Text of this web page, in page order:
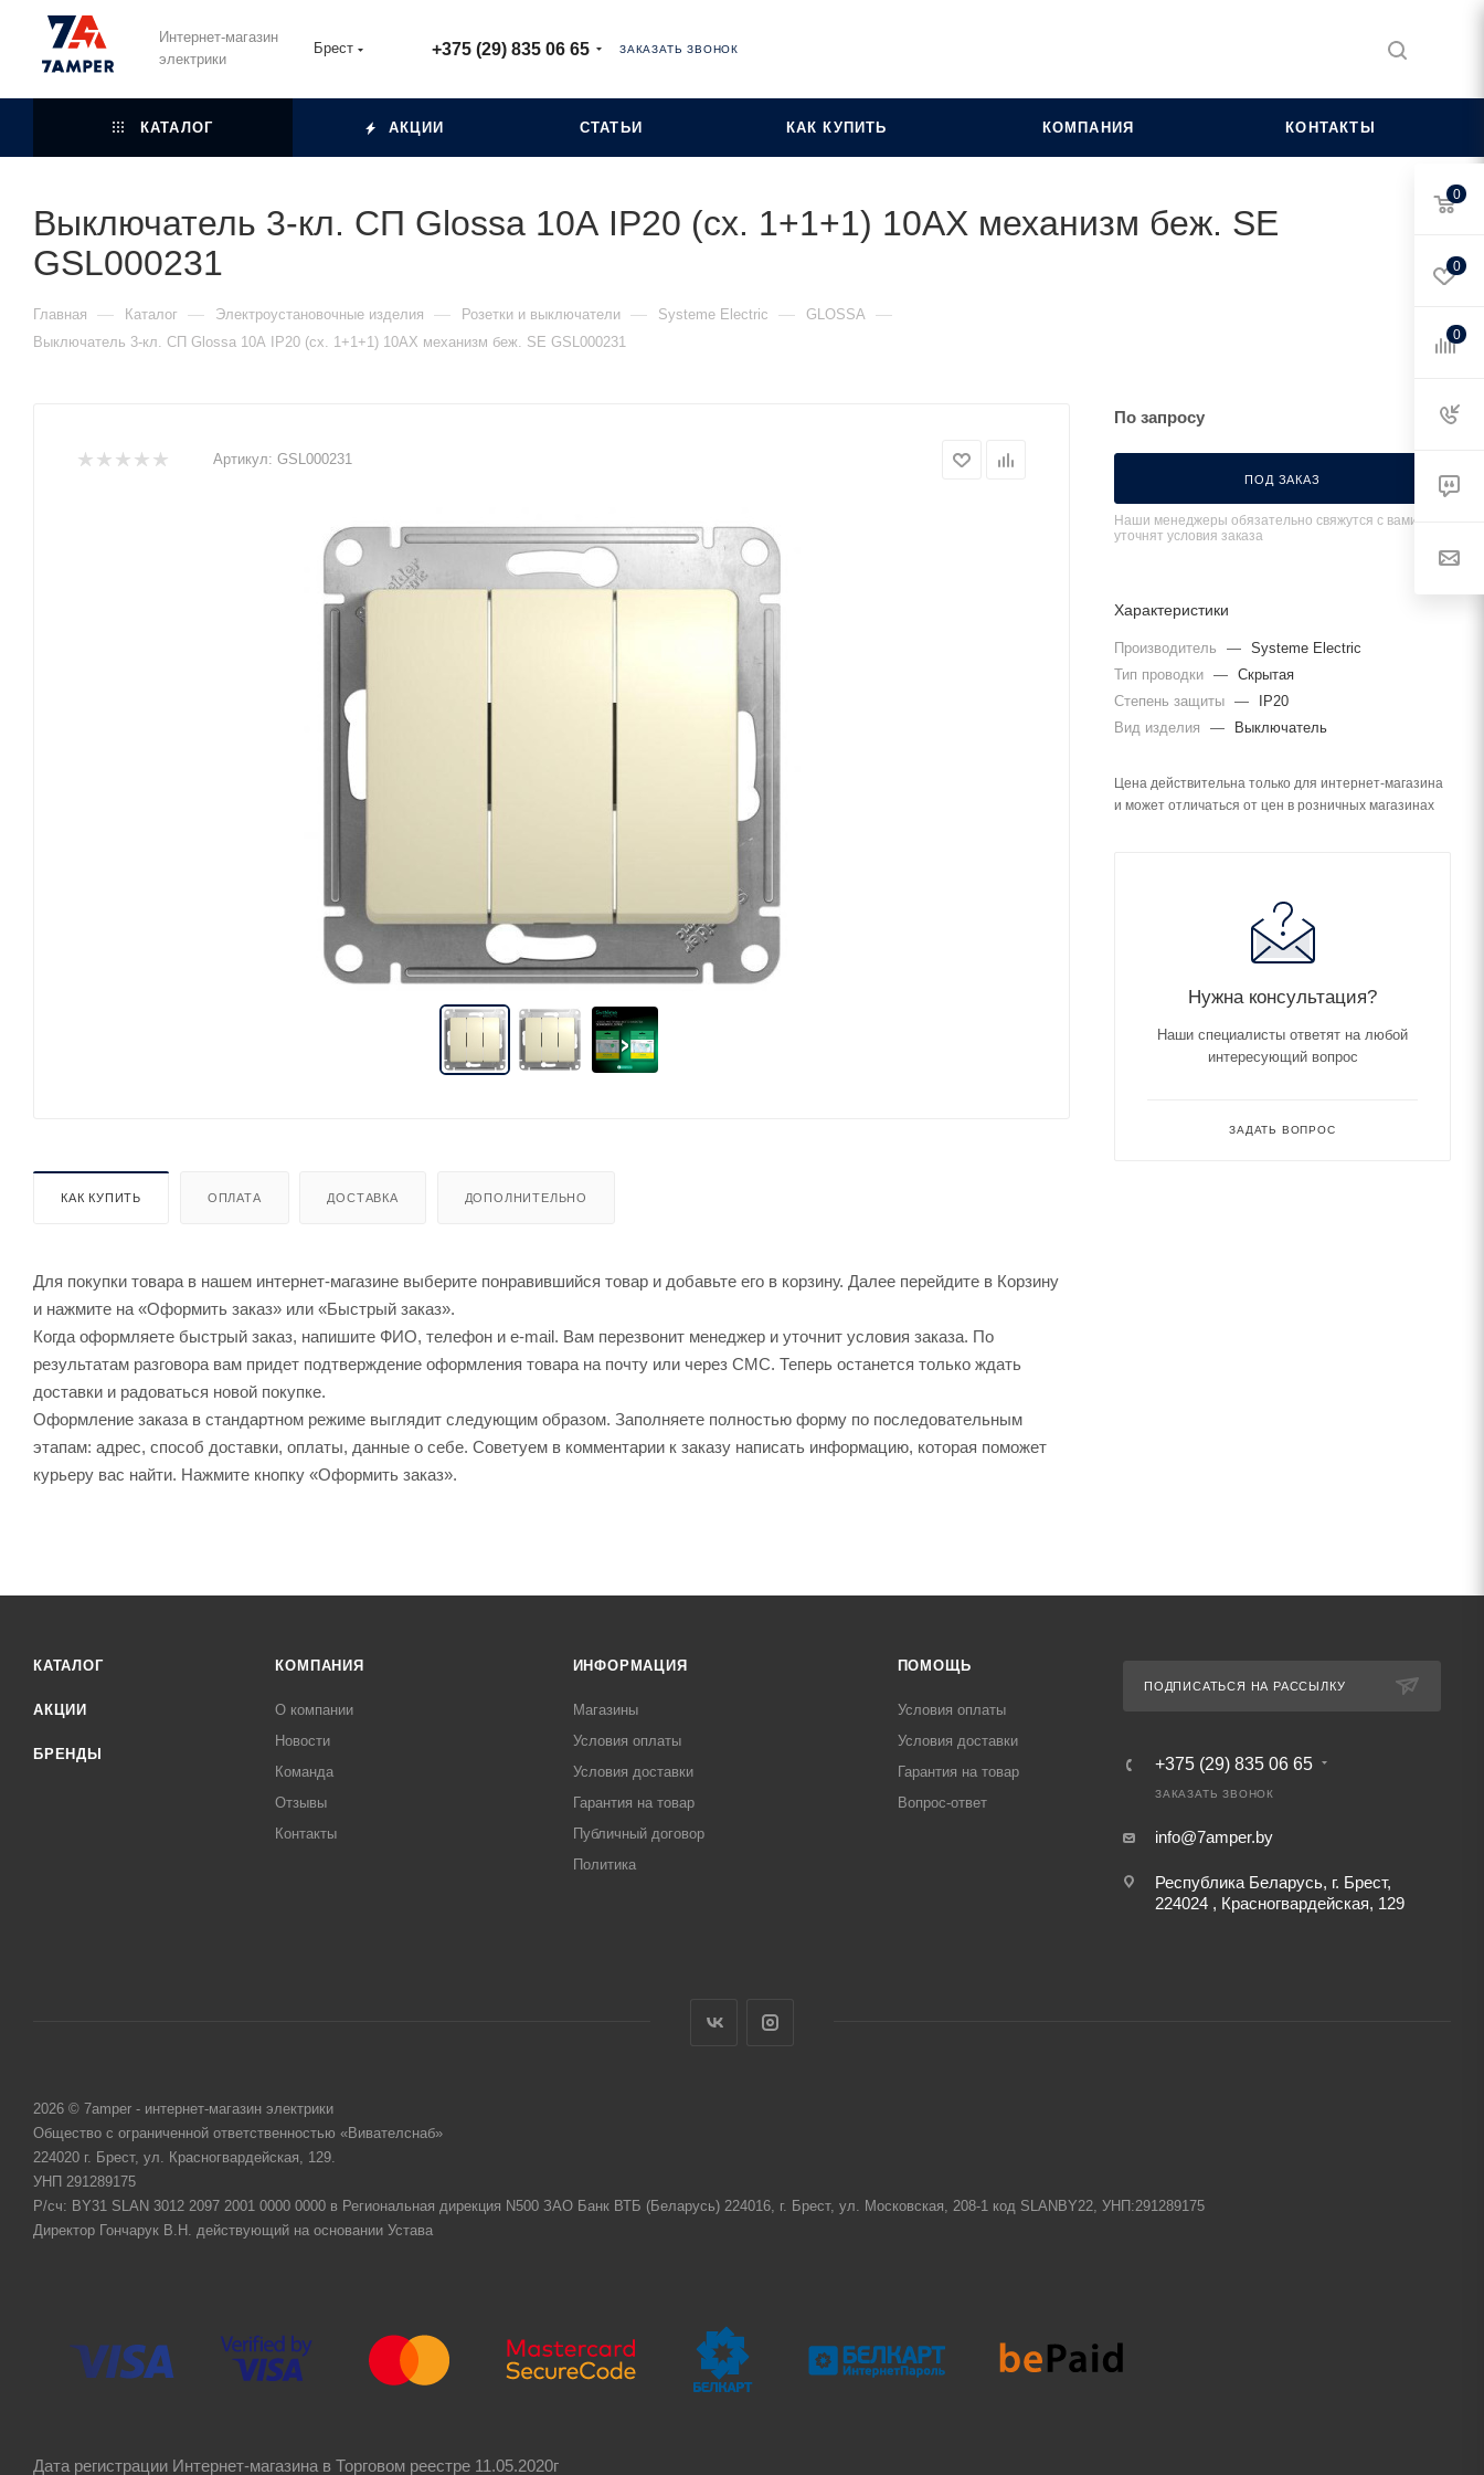
Интернет-магазин
электрики
Брест +375 (29) 835 06 65 ЗАКАЗАТЬ ЗВОНОК
КАТАЛОГ АКЦИИ СТАТЬИ КАК КУПИТЬ КОМПАНИЯ КОНТАКТЫ
Выключатель 3-кл. СП Glossa 10А IP20 (сх. 1+1+1) 10AX механизм беж. SE
GSL000231
Главная — Каталог — Электроустановочные изделия — Розетки и выключатели — Systeme Electric — GLOSSA —
Выключатель 3-кл. СП Glossa 10А IP20 (сх. 1+1+1) 10AX механизм беж. SE GSL000231
Артикул: GSL000231
КАК КУПИТЬ ОПЛАТА ДОСТАВКА ДОПОЛНИТЕЛЬНО
Для покупки товара в нашем интернет-магазине выберите понравившийся товар и добавьте его в корзину. Далее перейдите в Корзину
и нажмите на «Оформить заказ» или «Быстрый заказ».
Когда оформляете быстрый заказ, напишите ФИО, телефон и e-mail. Вам перезвонит менеджер и уточнит условия заказа. По
результатам разговора вам придет подтверждение оформления товара на почту или через СМС. Теперь останется только ждать
доставки и радоваться новой покупке.
Оформление заказа в стандартном режиме выглядит следующим образом. Заполняете полностью форму по последовательным
этапам: адрес, способ доставки, оплаты, данные о себе. Советуем в комментарии к заказу написать информацию, которая поможет
курьеру вас найти. Нажмите кнопку «Оформить заказ».
По запросу
ПОД ЗАКАЗ
Наши менеджеры обязательно свяжутся с вами и
уточнят условия заказа
Характеристики
Производитель — Systeme Electric
Тип проводки — Скрытая
Степень защиты —
IP20
Вид изделия
— Выключатель
Цена действительна только для интернет-магазина
и может отличаться от цен в розничных магазинах
Нужна консультация?
Наши специалисты ответят на любой
интересующий вопрос
ЗАДАТЬ ВОПРОС
КАТАЛОГ
АКЦИИ
БРЕНДЫ
КОМПАНИЯ
О компании
Новости
Команда
Отзывы
Контакты
ИНФОРМАЦИЯ
Магазины
Условия оплаты
Условия доставки
Гарантия на товар
Публичный договор
Политика
ПОМОЩЬ
Условия оплаты
Условия доставки
Гарантия на товар
Вопрос-ответ
ПОДПИСАТЬСЯ НА РАССЫЛКУ
+375 (29) 835 06 65
ЗАКАЗАТЬ ЗВОНОК
info@7amper.by
Республика Беларусь, г. Брест,
224024 , Красногвардейская, 129
2026 © 7amper - интернет-магазин электрики
Общество с ограниченной ответственностью «Вивателснаб»
224020 г. Брест, ул. Красногвардейская, 129.
УНП 291289175
Р/сч: BY31 SLAN 3012 2097 2001 0000 0000 в Региональная дирекция N500 ЗАО Банк ВТБ (Беларусь) 224016, г. Брест, ул. Московская, 208-1 код SLANBY22, УНП:291289175
Директор Гончарук В.Н. действующий на основании Устава
Дата регистрации Интернет-магазина в Торговом реестре 11.05.2020г
0
0
0